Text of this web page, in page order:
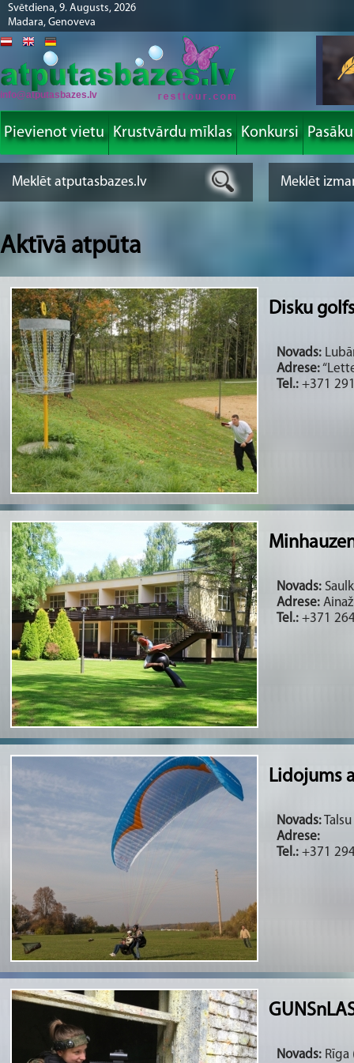
Svētdiena, 9. Augusts, 2026
Madara, Genoveva
info@atputasbazes.lv
Pievienot vietu Krustvārdu mīklas Konkursi
Aktīvā atpūta
Disku
Novads:
Adrese:
Tel.: +371
Novads:
Adrese:
Tel.: +371
Lidojums
Novads:
Adrese:
Tel.: +371
Novads: Rīga